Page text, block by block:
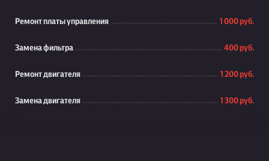
Ремонт платы управления 1 000 руб.
Замена фильтра 400 руб.
Ремонт двигателя 1 200 руб.
Замена двигателя 1 300 руб.